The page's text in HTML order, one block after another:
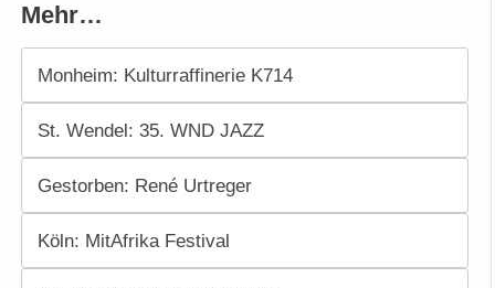
Mehr…
Monheim: Kulturraffinerie K714
St. Wendel: 35. WND JAZZ
Gestorben: René Urtreger
Köln: MitAfrika Festival